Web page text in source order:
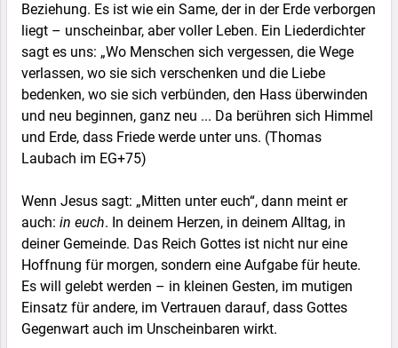
Beziehung. Es ist wie ein Same, der in der Erde verborgen
liegt – unscheinbar, aber voller Leben. Ein Liederdichter
sagt es uns: „Wo Menschen sich vergessen, die Wege
verlassen, wo sie sich verschenken und die Liebe
bedenken, wo sie sich verbünden, den Hass überwinden
und neu beginnen, ganz neu ... Da berühren sich Himmel
und Erde, dass Friede werde unter uns. (Thomas
Laubach im EG+75)
Wenn Jesus sagt: „Mitten unter euch“, dann meint er
auch: in euch. In deinem Herzen, in deinem Alltag, in
deiner Gemeinde. Das Reich Gottes ist nicht nur eine
Hoffnung für morgen, sondern eine Aufgabe für heute.
Es will gelebt werden – in kleinen Gesten, im mutigen
Einsatz für andere, im Vertrauen darauf, dass Gottes
Gegenwart auch im Unscheinbaren wirkt.